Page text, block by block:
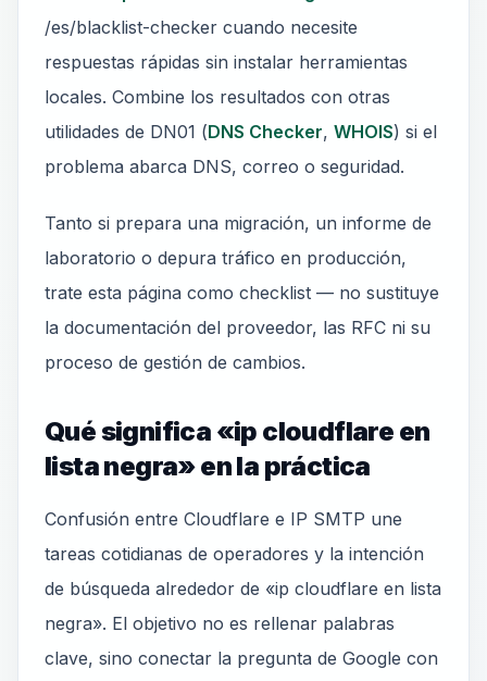
/es/blacklist-checker cuando necesite
respuestas rápidas sin instalar herramientas
locales. Combine los resultados con otras
utilidades de DN01 (DNS Checker, WHOIS) si el
problema abarca DNS, correo o seguridad.
Tanto si prepara una migración, un informe de
laboratorio o depura tráfico en producción,
trate esta página como checklist — no sustituye
la documentación del proveedor, las RFC ni su
proceso de gestión de cambios.
Qué significa «ip cloudflare en
lista negra» en la práctica
Confusión entre Cloudflare e IP SMTP une
tareas cotidianas de operadores y la intención
de búsqueda alrededor de «ip cloudflare en lista
negra». El objetivo no es rellenar palabras
clave, sino conectar la pregunta de Google con